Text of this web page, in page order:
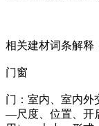
相关建材词条解释
门窗
门：室内、室内外
—尺度、位置、开